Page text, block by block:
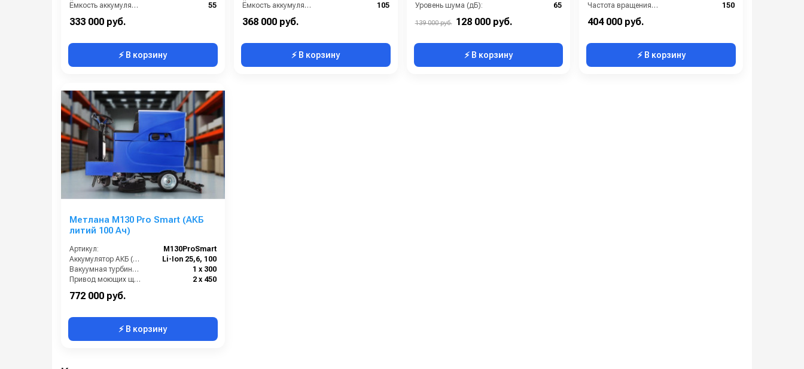
Ёмкость аккумуляторов (Ач):
55
333 000 руб.
⚡ В корзину
Ёмкость аккумуляторов (Ач):
105
368 000 руб.
⚡ В корзину
Уровень шума (дБ):
65
139 000 руб. 128 000 руб.
⚡ В корзину
Частота вращения щетки (об/мин):
150
404 000 руб.
⚡ В корзину
Метлана М130 Pro Smart (АКБ
литий 100 Ач)
Артикул:
М130ProSmart
Аккумулятор АКБ (В/А·ч):
Li-Ion 25,6, 100
Вакуумная турбина (Вт):
1 х 300
Привод моющих щеток (Вт):
2 х 450
Привод хода ( Вт):
772 000 руб.
⚡ В корзину